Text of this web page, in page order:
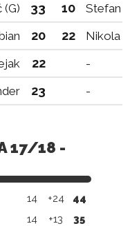
(G) 33 10 Stefan
20 22 Nikola
22 -
23 -
17/18 -
14 +24
44
14 +13
35